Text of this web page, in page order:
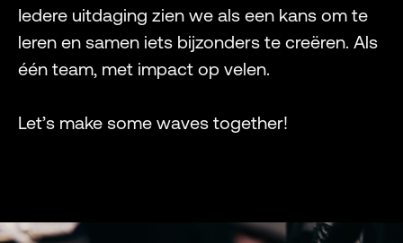
Iedere uitdaging zien we als een kans om te
leren en samen iets bijzonders te creëren. Als
één team, met impact op velen.
Let’s make some waves together!